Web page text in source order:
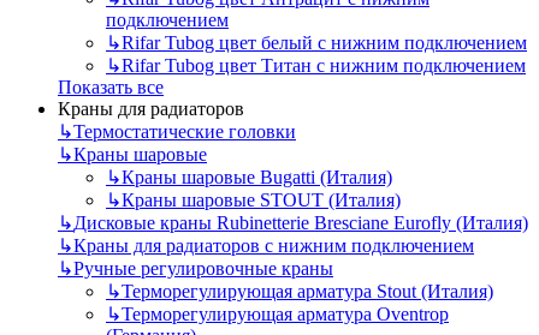
подключением
↳Rifar Tubog цвет белый с нижним подключением
↳Rifar Tubog цвет Титан с нижним подключением
Показать все
Краны для радиаторов
↳Термостатические головки
↳Краны шаровые
↳Краны шаровые Bugatti (Италия)
↳Краны шаровые STOUT (Италия)
↳Дисковые краны Rubinetterie Bresciane Eurofly (Италия)
↳Краны для радиаторов с нижним подключением
↳Ручные регулировочные краны
↳Терморегулирующая арматура Stout (Италия)
↳Терморегулирующая арматура Oventrop